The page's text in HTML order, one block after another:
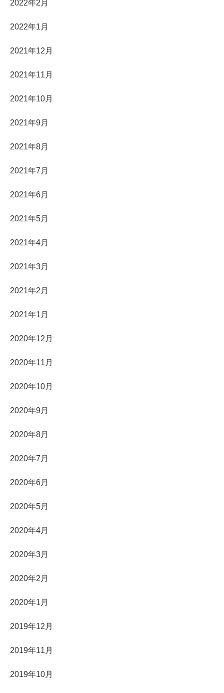
2022年2月
2022年1月
2021年12月
2021年11月
2021年10月
2021年9月
2021年8月
2021年7月
2021年6月
2021年5月
2021年4月
2021年3月
2021年2月
2021年1月
2020年12月
2020年11月
2020年10月
2020年9月
2020年8月
2020年7月
2020年6月
2020年5月
2020年4月
2020年3月
2020年2月
2020年1月
2019年12月
2019年11月
2019年10月